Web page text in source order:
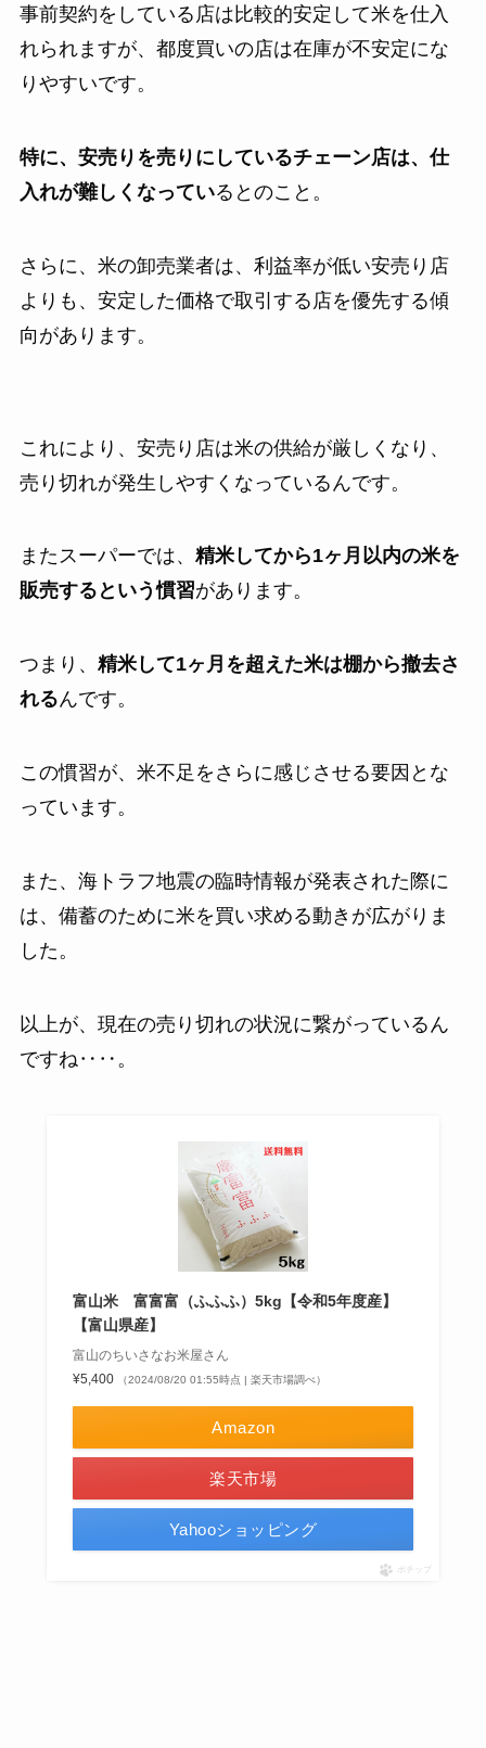
事前契約をしている店は比較的安定して米を仕入
れられますが、都度買いの店は在庫が不安定にな
りやすいです。
特に、 安売りを売りにしているチェーン店は、仕
入れが難しくなっているとのこと。
さらに、米の卸売業者は、利益率が低い安売り店
よりも、安定した価格で取引する店を優先する傾
向があります。
これにより、安売り店は米の供給が厳しくなり、
売り切れが発生しやすくなっているんです。
またスーパーでは、 精米してから1ヶ月以内の米を
販売するという慣習があります。
つまり、 精米して1ヶ月を超えた米は棚から撤去さ
れるんです。
この慣習が、米不足をさらに感じさせる要因とな
っています。
また、海トラフ地震の臨時情報が発表された際に
は、備蓄のために米を買い求める動きが広がりま
した。
以上が、現在の売り切れの状況に繋がっているん
ですね‥‥。
富山米 富富富（ふふふ）5kg【令和5年度産】
【富山県産】
富山のちいさなお米屋さん
¥5,400
（2024/08/20 01:55時点 | 楽天市場調べ）
Amazon
楽天市場
Yahooショッピング
ポチップ